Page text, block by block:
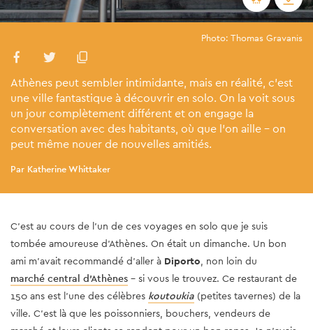
Photo: Thomas Gravanis
Athènes peut sembler intimidante, mais en réalité, c’est
une ville fantastique à découvrir en solo. On la voit sous
un jour complètement différent et on engage la
conversation avec des habitants, où que l’on aille – on
peut même nouer de nouvelles amitiés.
Par Katherine Whittaker
C’est au cours de l’un de ces voyages en solo que je suis
tombée amoureuse d’Athènes. On était un dimanche. Un bon
ami m’avait recommandé d’aller à Diporto, non loin du
marché central d’Athènes – si vous le trouvez. Ce restaurant de
150 ans est l’une des célèbres koutoukia (petites tavernes) de la
ville. C’est là que les poissonniers, bouchers, vendeurs de